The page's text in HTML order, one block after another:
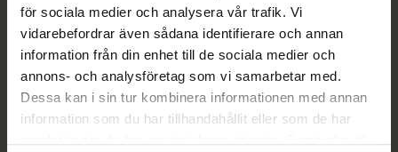
för sociala medier och analysera vår trafik. Vi
vidarebefordrar även sådana identifierare och annan
information från din enhet till de sociala medier och
annons- och analysföretag som vi samarbetar med.
Dessa kan i sin tur kombinera informationen med annan
information som du har tillhandahållit eller som de har
Läs alltid bipacksedeln innan
användning.
EAN:07046260441613